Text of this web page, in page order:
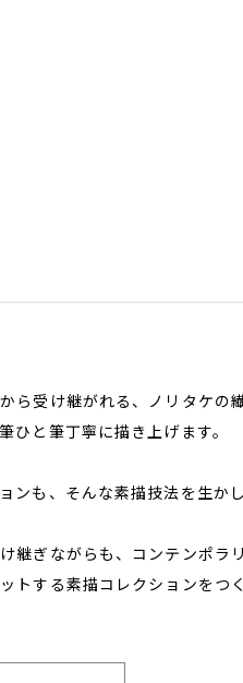
ら受け継がれる、ノリタケの
ひと筆丁寧に描き上げます。
ンも、そんな素描技法を生か
継ぎながらも、コンテンポラ
トする素描コレクションをつ